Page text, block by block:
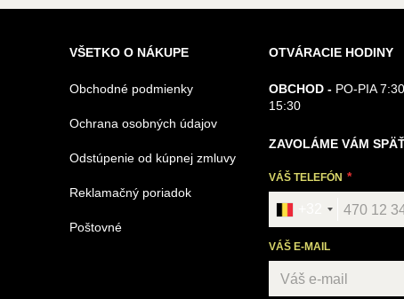
VŠETKO O NÁKUPE
Obchodné podmienky
Ochrana osobných údajov
Odstúpenie od kúpnej zmluvy
Reklamačný poriadok
Poštovné
OTVÁRACIE HODINY
OBCHOD - PO-PIA
15:30
ZAVOLÁME VÁM
VÁŠ TELEFÓN
VÁŠ E-MAIL